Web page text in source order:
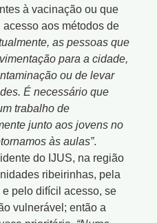
à vacinação ou que
aos métodos de
as pessoas que
para a cidade,
ou de levar
É necessário que
trabalho de
junto aos jovens no
às aulas”.
do IJUS, na região
ribeirinhas, pela
pelo difícil acesso, se
vulnerável; então a